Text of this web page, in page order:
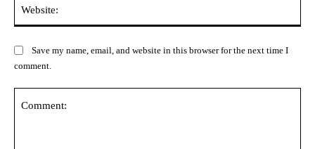
Save my name, email, and website in this browser for the next time I
comment.